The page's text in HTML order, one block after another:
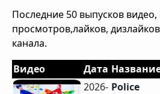
Последние 50 выпусков видео,
просмотров,лайков,
канала.
Видео
Дата
2026- Police